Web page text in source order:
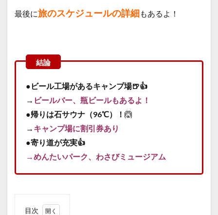
最後に旅のスケジュールの詳細もあるよ！
●ビール工場があるキャンプ場🍺👍
→ ビールバー、瓶ビールもあるよ！
●帰りは石サウナ（96℃）！ 🙆
→ キャンプ場に割引券あり
●寄り道が充実👍
→めんたいパーク、わさびミュージアム
目次